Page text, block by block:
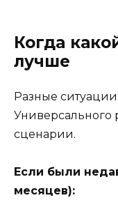
Когда
лучше
Разные ситуации
Универсального
сценарии.
Если были
месяцев):